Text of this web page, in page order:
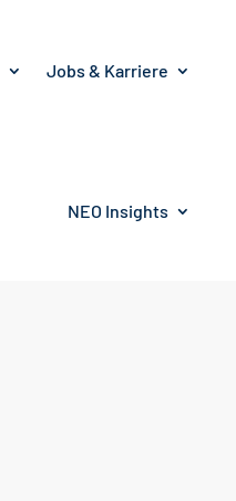
Jobs & Karriere
NEO Insights